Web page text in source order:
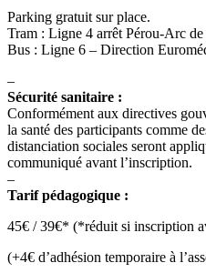
Parking gratuit sur place.
Tram : Ligne 4 arrêt Pérou-Arc
Bus : Ligne 6 – Direction
–
Sécurité sanitaire :
Conformément aux directives
la santé des participants comme
distanciation sociales seront
communiqué avant l’inscription.
–
Tarif pédagogique :
45€ / 39€* (*réduit si inscription
(+4€ d’adhésion temporaire à